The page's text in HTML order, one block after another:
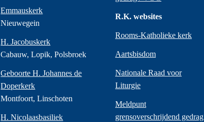
Emmauskerk
Nieuwegein
H. Jacobuskerk
Cabauw, Lopik, Polsbroek
Geboorte H. Johannes de
Doperkerk
Montfoort, Linschoten
H. Nicolaasbasiliek
R.K. websites
Rooms-Katholieke kerk
Aartsbisdom
Nationale Raad voor
Liturgie
Meldpunt
grensoverschrijdend gedrag